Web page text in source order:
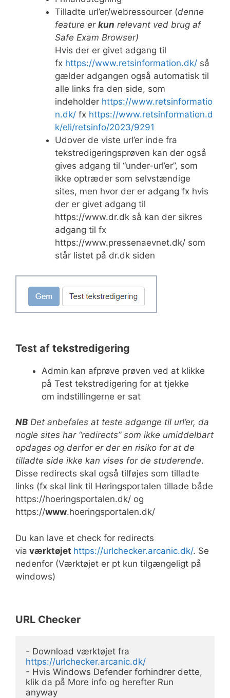
Tilladte url’er/webressourcer (denne
feature er kun relevant ved brug af
Safe Exam Browser)
Hvis der er givet adgang til
fx https://www.retsinformation.dk/så
gælder adgangen også automatisk til
alle links fra den side, som
indeholder https://www.retsinformatio
n.dk/fx https://www.retsinformation.d
k/eli/retsinfo/2023/9291
Udover de viste url’er inde fra
tekstredigeringsprøven kan der også
gives adgang til “under-url’er”, som
ikke optræder som selvstændige
sites, men hvor der er adgang fx hvis
der er givet adgang til
https://www.dr.dk så kan der sikres
adgang til fx
https://www.pressenaevnet.dk/ som
står listet på dr.dk siden
Test af tekstredigering
Admin kan afprøve prøven ved at klikke
på Test tekstredigering for at tjekke
om indstillingerne er sat
NB Det anbefales at teste adgange til url’er, da
nogle sites har “redirects” som ikke umiddelbart
opdages og derfor er der en risiko for at de
tilladte side ikke kan vises for de studerende.
Disse redirects skal også tilføjes som tilladte
links (fx skal link til Høringsportalen tillade både
https://hoeringsportalen.dk/ og
https://www.hoeringsportalen.dk/
Du kan lave et check for redirects
via værktøjet https://urlchecker.arcanic.dk/. Se
nedenfor (Værktøjet er pt kun tilgængeligt på
windows)
URL Checker
https://urlchecker.arcanic.dk/
- Hvis Windows Defender forhindrer dette,
klik da på More info og herefter Run
anyway